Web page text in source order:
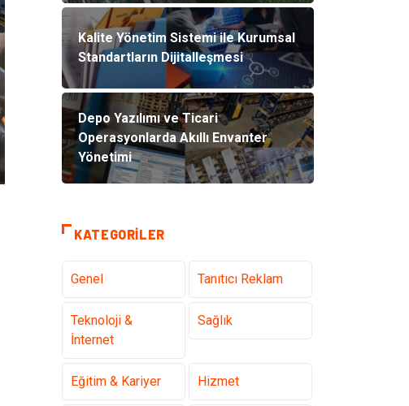
Kalite Yönetim Sistemi ile Kurumsal
Standartların Dijitalleşmesi
Depo Yazılımı ve Ticari
Operasyonlarda Akıllı Envanter
Yönetimi
KATEGORILER
Genel Tanıtıcı Reklam
Teknoloji &
İnternet
Sağlık
Eğitim & Kariyer Hizmet